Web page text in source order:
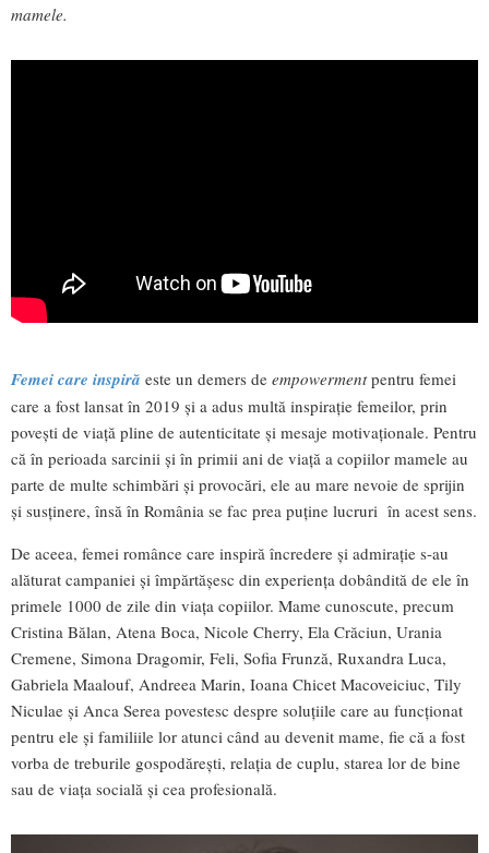
mamele.
Femei care inspiră este un demers de empowermentpentru femei
care a fost lansat în 2019 și a adus multă inspirație femeilor, prin
povești de viață pline de autenticitate și mesaje motivaționale. Pentru
că în perioada sarcinii și în primii ani de viață a copiilor mamele au
parte de multe schimbări și provocări, ele au mare nevoie de sprijin
și susținere, însă în România se fac prea puține lucruri în acest sens.
De aceea, femei românce care inspiră încredere și admirație s-au
alăturat campaniei și împărtășesc din experiența dobândită de ele în
primele 1000 de zile din viața copiilor. Mame cunoscute, precum
Cristina Bălan, Atena Boca, Nicole Cherry, Ela Crăciun, Urania
Cremene, Simona Dragomir, Feli, Sofia Frunză, Ruxandra Luca,
Gabriela Maalouf, Andreea Marin, Ioana Chicet Macoveiciuc, Tily
Niculae și Anca Serea povestesc despre soluțiile care au funcționat
pentru ele și familiile lor atunci când au devenit mame, fie că a fost
vorba de treburile gospodărești, relația de cuplu, starea lor de bine
sau de viața socială și cea profesională.